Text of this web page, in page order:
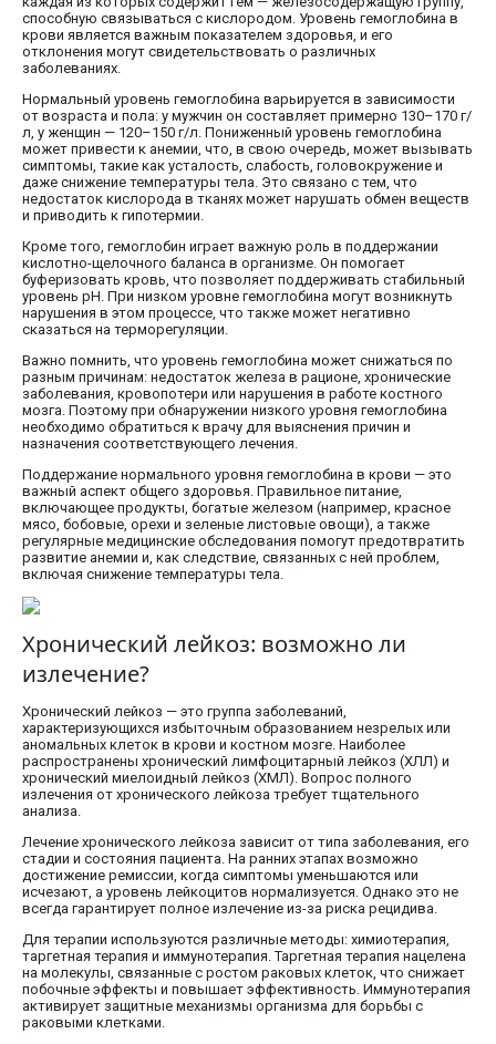
способную связываться с кислородом. Уровень гемоглобина в
крови является важным показателем здоровья, и его
отклонения могут свидетельствовать о различных
заболеваниях.
Нормальный уровень гемоглобина варьируется в зависимости
от возраста и пола: у мужчин он составляет примерно 130–170 г/
л, у женщин — 120–150 г/л. Пониженный уровень гемоглобина
может привести к анемии, что, в свою очередь, может вызывать
симптомы, такие как усталость, слабость, головокружение и
даже снижение температуры тела. Это связано с тем, что
недостаток кислорода в тканях может нарушать обмен веществ
и приводить к гипотермии.
Кроме того, гемоглобин играет важную роль в поддержании
кислотно-щелочного баланса в организме. Он помогает
буферизовать кровь, что позволяет поддерживать стабильный
уровень pH. При низком уровне гемоглобина могут возникнуть
нарушения в этом процессе, что также может негативно
сказаться на терморегуляции.
Важно помнить, что уровень гемоглобина может снижаться по
разным причинам: недостаток железа в рационе, хронические
заболевания, кровопотери или нарушения в работе костного
мозга. Поэтому при обнаружении низкого уровня гемоглобина
необходимо обратиться к врачу для выяснения причин и
назначения соответствующего лечения.
Поддержание нормального уровня гемоглобина в крови — это
важный аспект общего здоровья. Правильное питание,
включающее продукты, богатые железом (например, красное
мясо, бобовые, орехи и зеленые листовые овощи), а также
регулярные медицинские обследования помогут предотвратить
развитие анемии и, как следствие, связанных с ней проблем,
включая снижение температуры тела.
Хронический лейкоз: возможно ли
излечение?
Хронический лейкоз — это группа заболеваний,
характеризующихся избыточным образованием незрелых или
аномальных клеток в крови и костном мозге. Наиболее
распространены хронический лимфоцитарный лейкоз (ХЛЛ) и
хронический миелоидный лейкоз (ХМЛ). Вопрос полного
излечения от хронического лейкоза требует тщательного
анализа.
Лечение хронического лейкоза зависит от типа заболевания, его
стадии и состояния пациента. На ранних этапах возможно
достижение ремиссии, когда симптомы уменьшаются или
исчезают, а уровень лейкоцитов нормализуется. Однако это не
всегда гарантирует полное излечение из-за риска рецидива.
Для терапии используются различные методы: химиотерапия,
таргетная терапия и иммунотерапия. Таргетная терапия нацелена
на молекулы, связанные с ростом раковых клеток, что снижает
побочные эффекты и повышает эффективность. Иммунотерапия
активирует защитные механизмы организма для борьбы с
раковыми клетками.